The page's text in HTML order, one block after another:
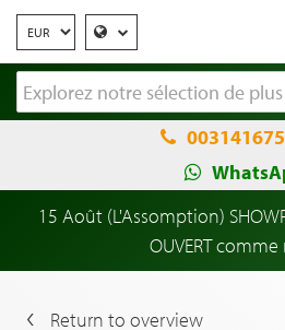
15 Août (L'Assomption)
OUVERT
Return to overview